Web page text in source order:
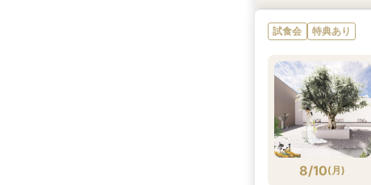
8/9(日)
8/9(日)
試食会 特典あり
8/10( 月)